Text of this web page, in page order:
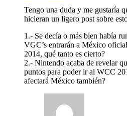
Tengo una duda y me gustaría
hicieran un ligero post sobre
1.- Se decía o más bien había
VGC’s entrarán a México
2014, qué tanto es cierto?
2.- Nintendo acaba de revelar
puntos para poder ir al WCC
afectará México también?